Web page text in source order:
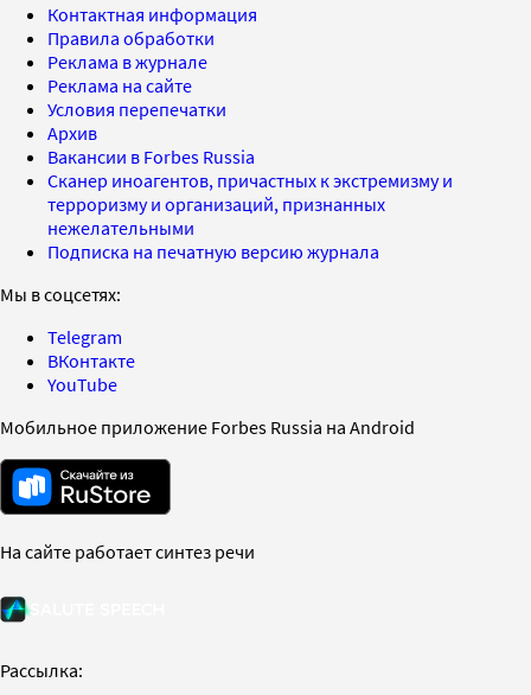
Контактная информация
Правила обработки
Реклама в журнале
Реклама на сайте
Условия перепечатки
Архив
Вакансии в Forbes Russia
Сканер иноагентов, причастных к экстремизму и
терроризму и организаций, признанных
нежелательными
Подписка на печатную версию журнала
Мы в соцсетях:
Telegram
ВКонтакте
YouTube
Мобильное приложение Forbes Russia на Android
На сайте работает синтез речи
Рассылка: